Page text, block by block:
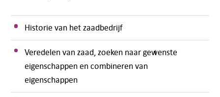
Historie van het zaadbedrijf
Veredelen van zaad, zoeken naar gewenste
eigenschappen en combineren van
eigenschappen